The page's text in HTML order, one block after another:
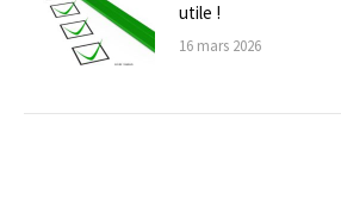
utile !
16 mars 2026